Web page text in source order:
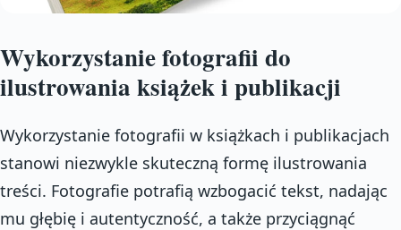
Wykorzystanie fotografii do
ilustrowania książek i publikacji
Wykorzystanie fotografii w książkach i publikacjach
stanowi niezwykle skuteczną formę ilustrowania
treści. Fotografie potrafią wzbogacić tekst, nadając
mu głębię i autentyczność, a także przyciągnąć